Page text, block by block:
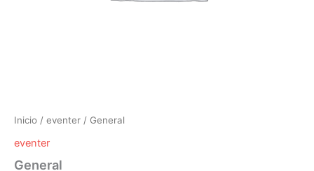
Inicio / eventer / General
eventer
General